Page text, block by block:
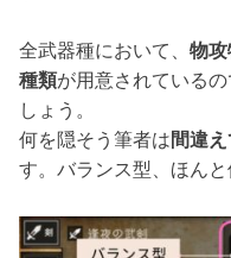
全武器種において、 物
種類が用意されている
しょう。
何を隠そう筆者は間違
す。バランス型、ほん